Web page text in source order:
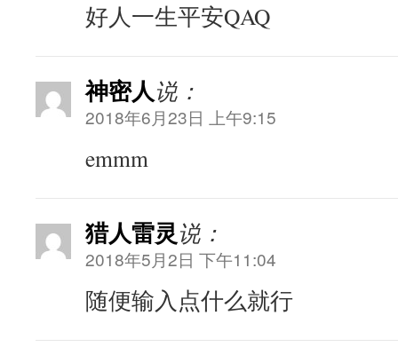
好人一生平安QAQ
神密人说：
2018年6月23日 上午9:15
emmm
猎人雷灵说：
2018年5月2日 下午11:04
随便输入点什么就行